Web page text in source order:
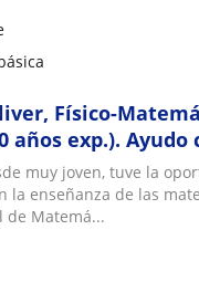
Físico-
años exp.). Ayudo
y
muy joven, tuve la
la enseñanza de las
de Matemá...